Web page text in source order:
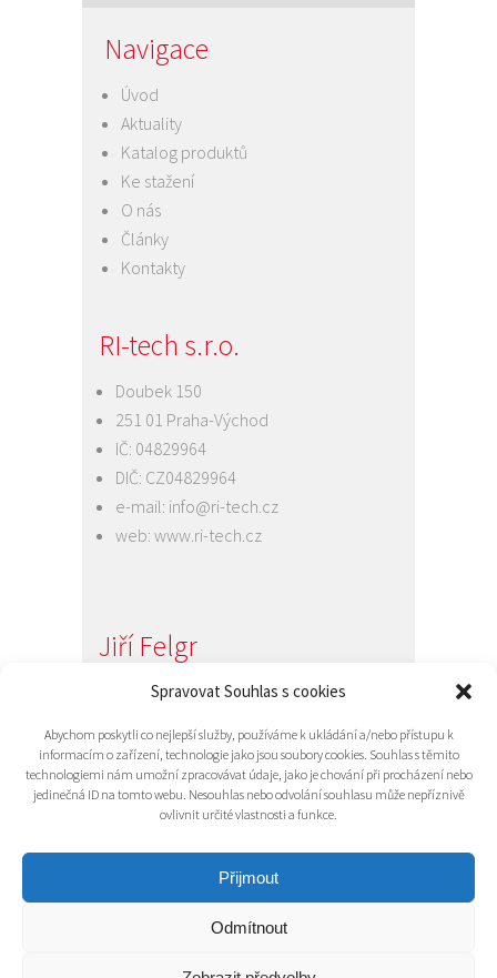
Spravovat Souhlas s cookies
Abychom poskytli co nejlepší služby, používáme k ukládání a/nebo přístupu k
informacím o zařízení, technologie jako jsou soubory cookies. Souhlas s těmito
technologiemi nám umožní zpracovávat údaje, jako je chování při procházení nebo
jedinečná ID na tomto webu. Nesouhlas nebo odvolání souhlasu může nepříznivě
ovlivnit určité vlastnosti a funkce.
Přijmout
Odmítnout
Navigace
Úvod
Aktuality
Katalog produktů
Ke stažení
O nás
Články
Kontakty
RI-tech s.r.o.
Doubek 150
251 01 Praha-Východ
IČ: 04829964
DIČ: CZ04829964
e-mail: info@ri-tech.cz
web: www.ri-tech.cz
Jiří Felgr
Jednatel společnosti
e-mail:info@ri-tech.cz